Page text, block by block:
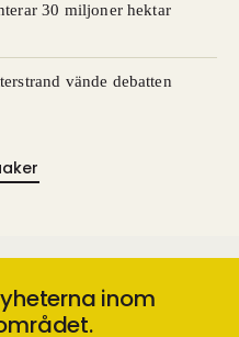
30 miljoner hektar
vände debatten
inom